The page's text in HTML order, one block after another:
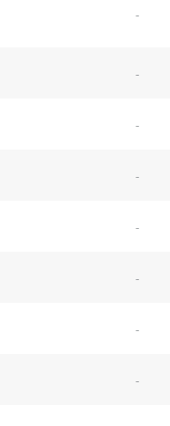
-
-
-
-
-
-
-
-